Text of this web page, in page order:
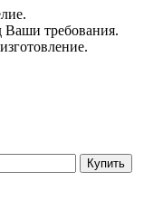
Ваши требования.